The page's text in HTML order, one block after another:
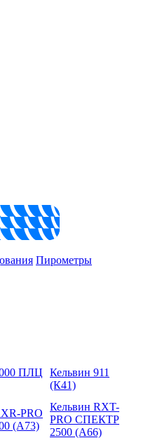
Пирометры
ПЛЦ
Кельвин 911
(К41)
PRO
(А73)
Кельвин RXT-
PRO СПЕКТР
2500 (А66)